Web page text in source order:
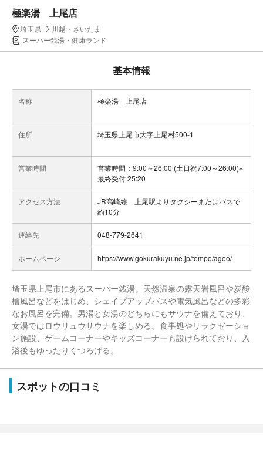
極楽湯 上尾店
埼玉県
川越・さいたま
スーパー銭湯・健康ランド
基本情報
名称 極楽湯 上尾店
住所 埼玉県上尾市大字上尾村500-1
営業時間
営業時間：9:00～26:00 (土日祝7:00～26:00)※
最終受付 25:20
アクセス方法
JR高崎線 上尾駅よりタクシーまたはバスで
約10分
連絡先 048-779-2641
ホームページ https://www.gokurakuyu.ne.jp/tempo/ageo/
埼玉県上尾市にあるスーパー銭湯。天然温泉の露天岩風呂や炭酸
檜風呂などをはじめ、シェイプアップバスや電気風呂などの多彩
なお風呂を完備。男湯と女湯のどちらにもサウナを備えており、
女湯ではロウリュウサウナを楽しめる。食事処やリラクゼーショ
ン施設、ゲームコーナーやキッズコーナーも設けられており、入
浴後もゆったりくつろげる。
スポットの口コミ